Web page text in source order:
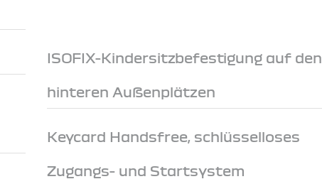
ISOFIX-Kindersitzbefestigung auf den
hinteren Außenplätzen
Keycard Handsfree, schlüsselloses
Zugangs- und Startsystem